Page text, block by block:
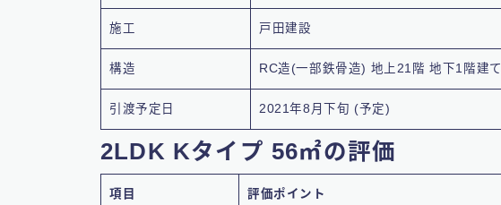
施工 戸田建設
構造 RC造(一部鉄骨造) 地上21階 地下1階建て
引渡予定日 2021年8月下旬 (予定)
2LDK Kタイプ 56㎡の評価
項目 評価ポイント